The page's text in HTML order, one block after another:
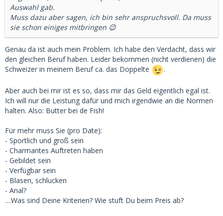
Auswahl gab.
Muss dazu aber sagen, ich bin sehr anspruchsvoll. Da muss
sie schon einiges mitbringen 😉
Genau da ist auch mein Problem. Ich habe den Verdacht, dass wir
den gleichen Beruf haben. Leider bekommen (nicht verdienen) die
Schweizer in meinem Beruf ca. das Doppelte
.
Aber auch bei mir ist es so, dass mir das Geld eigentlich egal ist.
Ich will nur die Leistung dafür und mich irgendwie an die Normen
halten. Also: Butter bei de Fish!
Für mehr muss Sie (pro Date):
- Sportlich und groß sein
- Charmantes Auftreten haben
- Gebildet sein
- Verfügbar sein
- Blasen, schlucken
- Anal?
....Was sind Deine Kriterien? Wie stuft Du beim Preis ab?